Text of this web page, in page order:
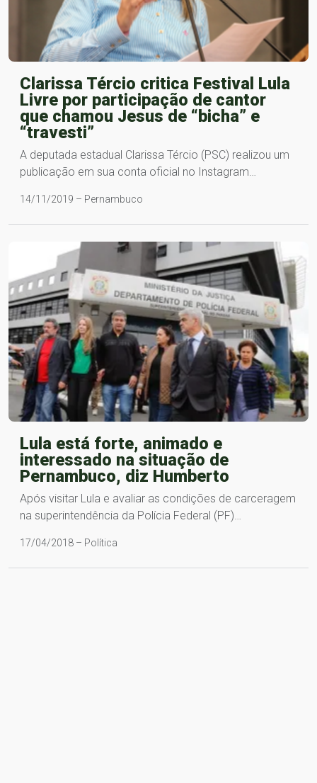
Clarissa Tércio critica Festival Lula
Livre por participação de cantor
que chamou Jesus de “bicha” e
“travesti”
A deputada estadual Clarissa Tércio (PSC) realizou um
publicação em sua conta oficial no Instagram…
14/11/2019 – Pernambuco
Lula está forte, animado e
interessado na situação de
Pernambuco, diz Humberto
Após visitar Lula e avaliar as condições de carceragem
na superintendência da Polícia Federal (PF)…
17/04/2018 – Política